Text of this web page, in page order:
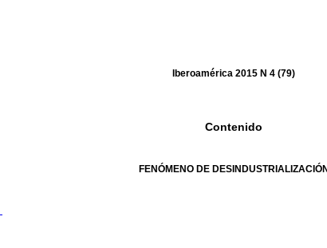
Iberoamérica 2015 N 4 (79)
Contenido
FENÓMENO DE